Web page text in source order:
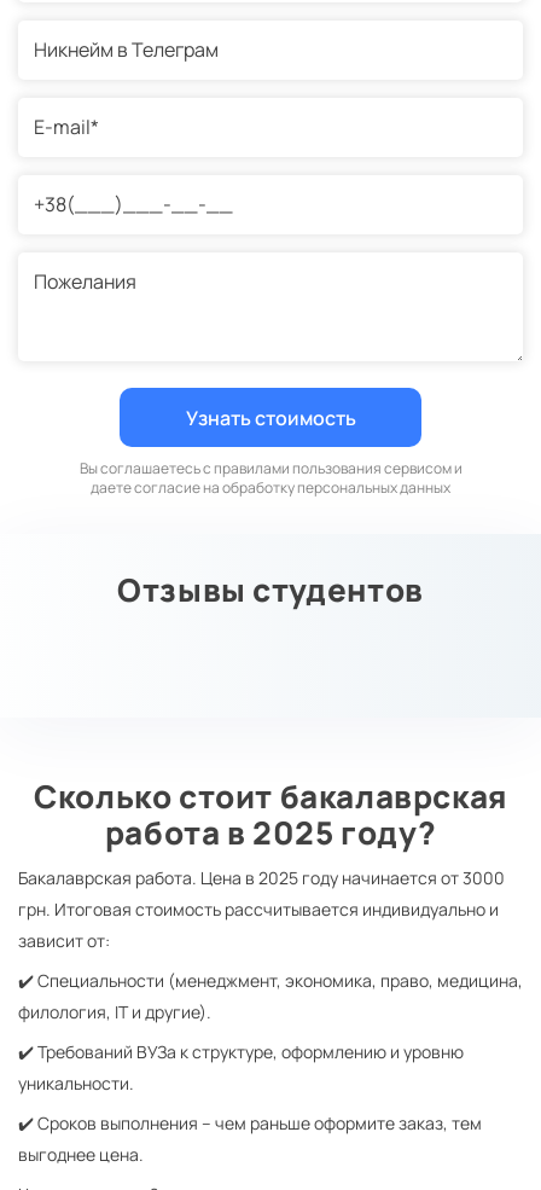
Вы соглашаетесь с правилами пользования сервисом и
даете согласие на обработку персональных данных
Отзывы студентов
Сколько стоит бакалаврская
работа в 2025 году?
Бакалаврская работа. Цена в 2025 году начинается от 3000
грн. Итоговая стоимость рассчитывается индивидуально и
зависит от:
✔️ Специальности (менеджмент, экономика, право, медицина,
филология, IT и другие).
✔️ Требований ВУЗа к структуре, оформлению и уровню
уникальности.
✔️ Сроков выполнения – чем раньше оформите заказ, тем
выгоднее цена.